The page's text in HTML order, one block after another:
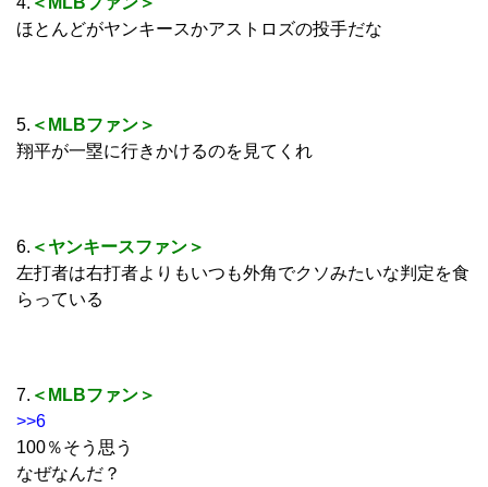
ほとんどがヤンキースかアストロズの投手だな
5. ＜MLBファン＞
翔平が一塁に行きかけるのを見てくれ
6. ＜ヤンキースファン＞
左打者は右打者よりもいつも外角でクソみたいな判定を食
らっている
7. ＜MLBファン＞
>>6
100％そう思う
なぜなんだ？